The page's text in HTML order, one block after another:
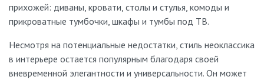
прихожей: диваны, кровати, столы и стулья, комоды и
прикроватные тумбочки, шкафы и тумбы под ТВ.
Несмотря на потенциальные недостатки, стиль неоклассика
в интерьере остается популярным благодаря своей
вневременной элегантности и универсальности. Он может